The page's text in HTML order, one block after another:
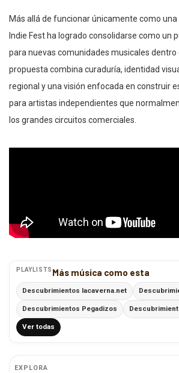
Más allá de funcionar únicamente como una
Indie Fest ha logrado consolidarse como un
para nuevas comunidades musicales dentro
propuesta combina curaduría, identidad
regional y una visión enfocada en construir
para artistas independientes que
los grandes circuitos comerciales.
PLAYLISTS Más música como esta
Descubrimientos lacaverna.net
Descubrimientos Pegadizos
Ver todas
EXPLORA